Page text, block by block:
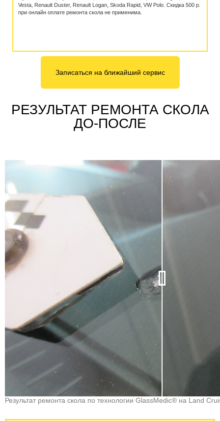
Vesta, Renault Duster, Renault Logan, Skoda Rapid, VW Polo. Скидка 500 р.
при онлайн оплате ремонта скола не применима.
Записаться на ближайший сервис
РЕЗУЛЬТАТ РЕМОНТА СКОЛА
ДО-ПОСЛЕ
Результат ремонта скола по технологии GlassMedic® на Land